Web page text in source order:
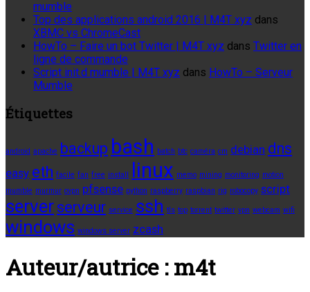
mumble
Top des applications android 2016 | M4T xyz dans
XBMC vs ChromeCast
HowTo – Faire un bot Twitter | M4T xyz dans Twitter en
ligne de commande
Script init.d mumble | M4T xyz dans HowTo – Serveur
Mumble
Étiquettes
android apache backup bash batch btc caméra cm debian dns
easy eth facile fan free install linux memo mining monitoring motion
mumble murmur ovpn pfsense python raspberry raspbian rig robocopy script
server serveur service ssh tls top torrent twitter vpn webcam wifi
windows windows server zcash
Auteur/autrice :m4t